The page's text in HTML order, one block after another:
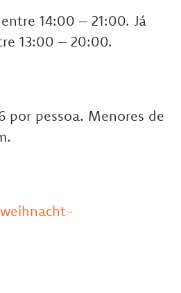
14:00 – 21:00. Já
13:00 – 20:00.
por pessoa. Menores de